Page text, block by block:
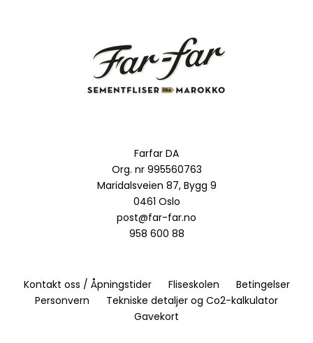
Farfar DA
Org. nr 995560763
Maridalsveien 87, Bygg 9
0461 Oslo
post@far-far.no
958 600 88
Kontakt oss / Åpningstider Fliseskolen
Betingelser
Personvern
Tekniske detaljer og Co2-kalkulator
Gavekort